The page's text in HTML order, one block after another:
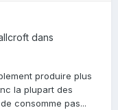
dans
produire plus
la plupart des
consomme pas...